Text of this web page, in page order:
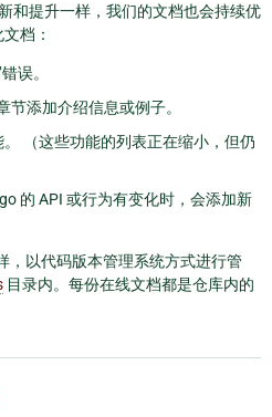
和提升一样，我们的文档也会持续优
档：
误。
节添加介绍信息或例子。
（这些功能的列表正在缩小，但仍
的 API 或行为有变化时，会添加新
，以代码版本管理系统方式进行管
目录内。每份在线文档都是仓库内的